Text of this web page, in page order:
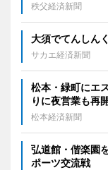
秩父経済新聞
大須でてんしん
サカエ経済新聞
松本・緑町にエ
りに夜営業も再
松本経済新聞
弘道館・偕楽園
ポーツ交流戦